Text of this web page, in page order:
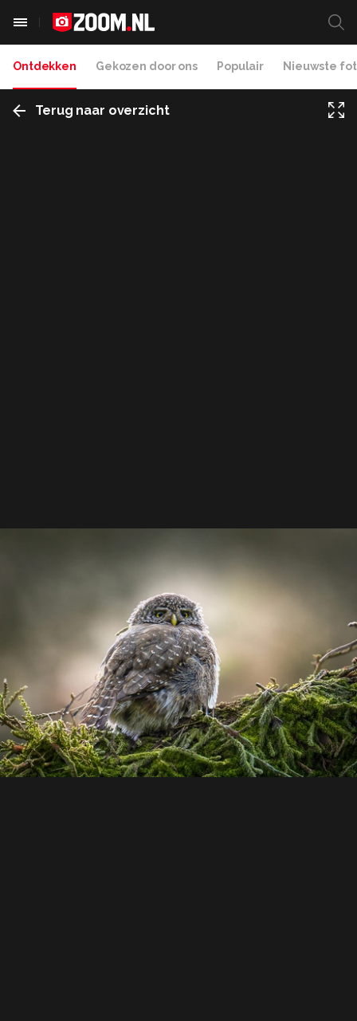
Ontdekken Gekozen door ons Populair Nieuwste
Terug naar overzicht